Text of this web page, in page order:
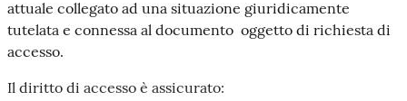
attuale collegato ad una situazione giuridicamente
tutelata e connessa al documento oggetto di richiesta di
accesso.
Il diritto di accesso è assicurato: